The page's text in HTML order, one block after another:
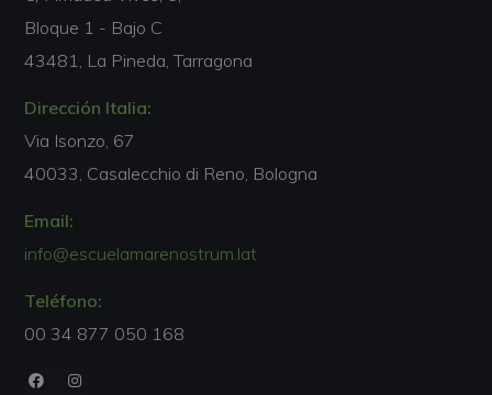
Bloque 1 - Bajo C
43481, La Pineda, Tarragona
Dirección Italia:
Via Isonzo, 67
40033, Casalecchio di Reno, Bologna
Email:
info@escuelamarenostrum.lat
Teléfono:
00 34 877 050 168